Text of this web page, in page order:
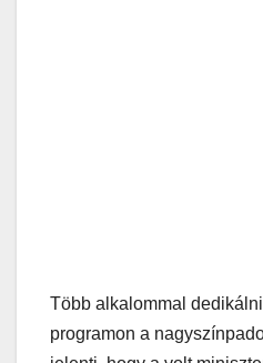
Több alkalommal
programon a